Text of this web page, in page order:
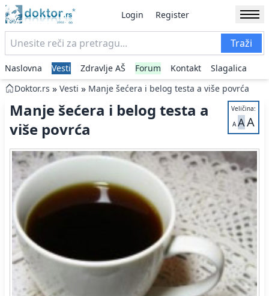
Login Register
Traži
Naslovna Vesti Zdravlje AŠ Forum Kontakt
Slagalica
Doktor.rs » Vesti » Manje šećera i belog testa a više povrća
Veličina:
A AA
Manje šećera i belog testa a
više povrća